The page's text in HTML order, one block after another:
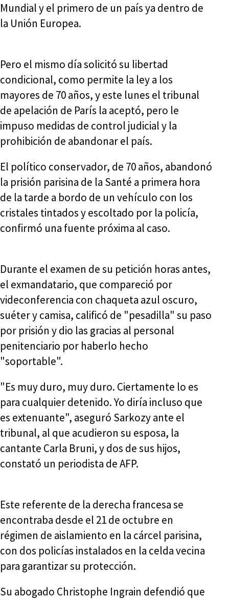
Mundial y el primero de un país ya dentro de
la Unión Europea.
Pero el mismo día solicitó su libertad
condicional, como permite la ley a los
mayores de 70 años, y este lunes el tribunal
de apelación de París la aceptó, pero le
impuso medidas de control judicial y la
prohibición de abandonar el país.
El político conservador, de 70 años, abandonó
la prisión parisina de la Santé a primera hora
de la tarde a bordo de un vehículo con los
cristales tintados y escoltado por la policía,
confirmó una fuente próxima al caso.
Durante el examen de su petición horas antes,
el exmandatario, que compareció por
videconferencia con chaqueta azul oscuro,
suéter y camisa, calificó de "pesadilla" su paso
por prisión y dio las gracias al personal
penitenciario por haberlo hecho
"soportable".
"Es muy duro, muy duro. Ciertamente lo es
para cualquier detenido. Yo diría incluso que
es extenuante", aseguró Sarkozy ante el
tribunal, al que acudieron su esposa, la
cantante Carla Bruni, y dos de sus hijos,
constató un periodista de AFP.
Este referente de la derecha francesa se
encontraba desde el 21 de octubre en
régimen de aislamiento en la cárcel parisina,
con dos policías instalados en la celda vecina
para garantizar su protección.
Su abogado Christophe Ingrain defendió que